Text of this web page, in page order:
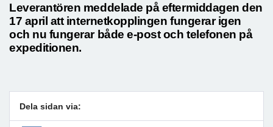
Leverantören meddelade på eftermiddagen den
17 april att internetkopplingen fungerar igen
och nu fungerar både e-post och telefonen på
expeditionen.
Dela sidan via: